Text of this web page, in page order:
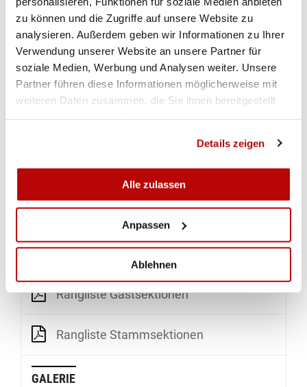
zu können und die Zugriffe auf unsere Website zu
analysieren. Außerdem geben wir Informationen zu Ihrer
Verwendung unserer Website an unsere Partner für
soziale Medien, Werbung und Analysen weiter. Unsere
Partner führen diese Informationen möglicherweise mit
weiteren Daten zusammen, die Sie ihnen bereitgestellt
Details zeigen
Alle zulassen
Anpassen
Ablehnen
vor dem Pistolenclub Engelberg (46.928) und
Altdorf-Erstfeld (46.75). (Michael Schenk)
RANGLISTEN
Einzelranglste Schützen
Bestenresultate
Rangliste Gastsektionen
Rangliste Stammsektionen
GALERIE